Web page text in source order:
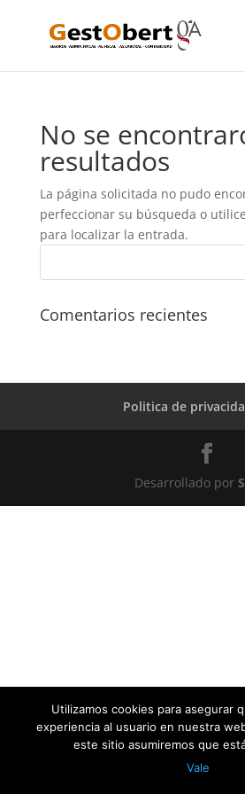
No se
resultados
La página solicitada no pudo
perfeccionar su búsqueda o
para localizar la entrada.
Comentarios recientes
Politica de
Desarrollado por
Utilizamos cookies para asegurar
experiencia al usuario en nuestra
este sitio asumiremos que
Vale